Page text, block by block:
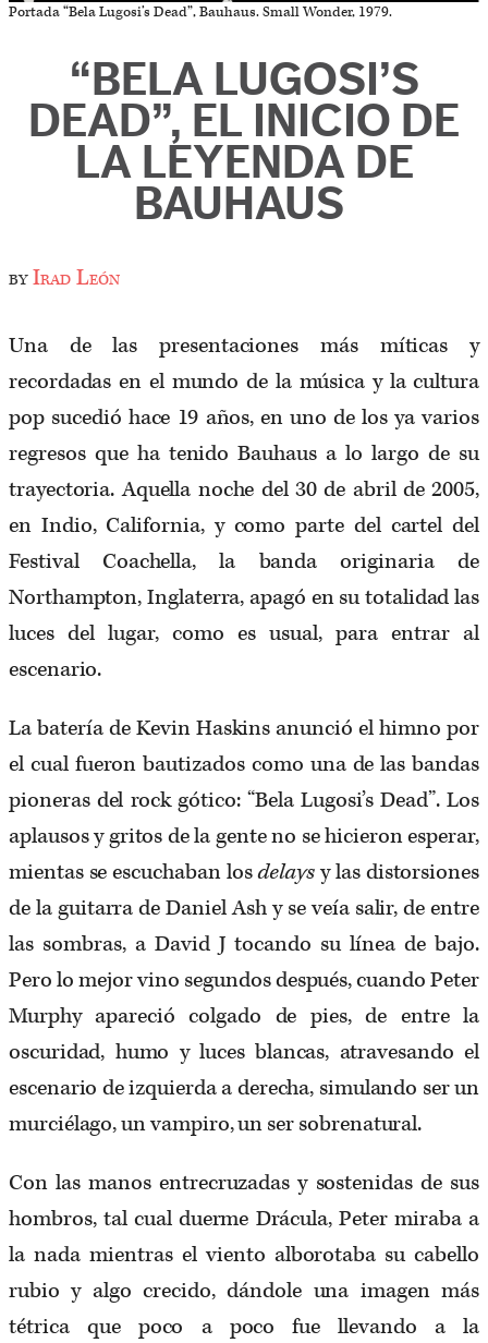
Portada “Bela Lugosi’s Dead”, Bauhaus. Small Wonder, 1979.
“BELA LUGOSI’S
DEAD”, EL INICIO DE
LA LEYENDA DE
BAUHAUS
byIrad León
Una de las presentaciones más míticas y
recordadas en el mundo de la música y la cultura
pop sucedió hace 19 años, en uno de los ya varios
regresos que ha tenido Bauhaus a lo largo de su
trayectoria. Aquella noche del 30 de abril de 2005,
en Indio, California, y como parte del cartel del
Festival Coachella, la banda originaria de
Northampton, Inglaterra, apagó en su totalidad las
luces del lugar, como es usual, para entrar al
escenario.
La batería de Kevin Haskins anunció el himno por
el cual fueron bautizados como una de las bandas
pioneras del rock gótico: “Bela Lugosi’s Dead”. Los
aplausos y gritos de la gente no se hicieron esperar,
mientas se escuchaban losdelaysy las distorsiones
de la guitarra de Daniel Ash y se veía salir, de entre
las sombras, a David J tocando su línea de bajo.
Pero lo mejor vino segundos después, cuando Peter
Murphy apareció colgado de pies, de entre la
oscuridad, humo y luces blancas, atravesando el
escenario de izquierda a derecha, simulando ser un
murciélago, un vampiro, un ser sobrenatural.
Con las manos entrecruzadas y sostenidas de sus
hombros, tal cual duerme Drácula, Peter miraba a
la nada mientras el viento alborotaba su cabello
rubio y algo crecido, dándole una imagen más
tétrica que poco a poco fue llevando a la